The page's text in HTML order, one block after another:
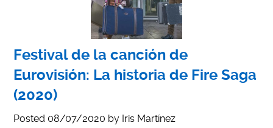
Festival de la canción de
Eurovisión: La historia de Fire Saga
(2020)
Posted 08/07/2020 by Iris Martínez